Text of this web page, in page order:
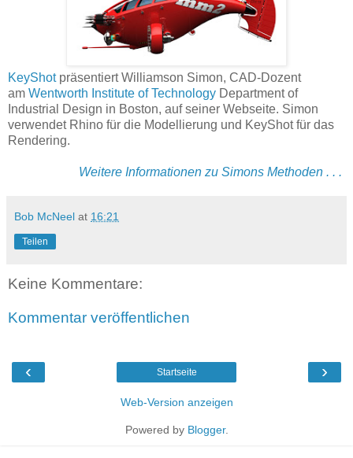
KeyShotpräsentiert Williamson Simon, CAD-Dozent
am Wentworth Institute of Technology Department of
Industrial Design in Boston, auf seiner Webseite. Simon
verwendet Rhino für die Modellierung und KeyShot für das
Rendering.
Weitere Informationen zu Simons Methoden . . .
Bob McNeel at 16:21
Teilen
Keine Kommentare:
Kommentar veröffentlichen
‹ ›
Startseite
Web-Version anzeigen
Powered by Blogger.